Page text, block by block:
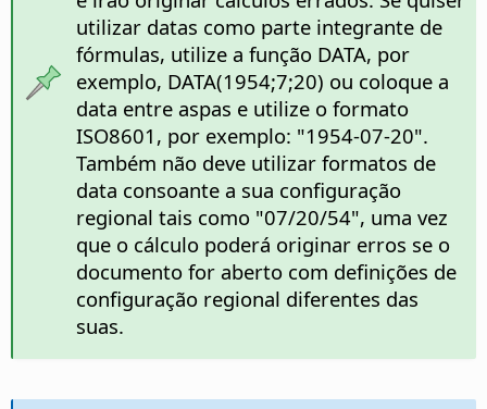
utilizar datas como parte integrante de
fórmulas, utilize a função DATA, por
exemplo, DATA(1954;7;20) ou coloque a
data entre aspas e utilize o formato
ISO8601, por exemplo: "1954-07-20".
Também não deve utilizar formatos de
data consoante a sua configuração
regional tais como "07/20/54", uma vez
que o cálculo poderá originar erros se o
documento for aberto com definições de
configuração regional diferentes das
suas.